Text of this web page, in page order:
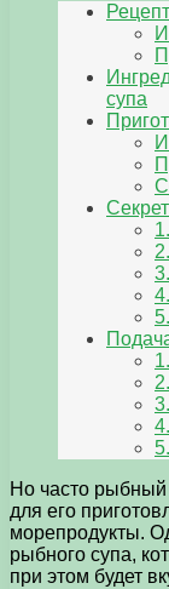
супа
Но часто рыбный
для его
морепродукты.
рыбного супа,
при этом будет